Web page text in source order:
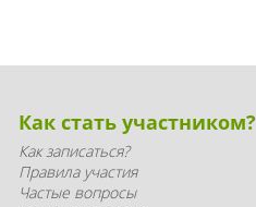
Как стать участником?
Как записаться?
Правила участия
Частые вопросы